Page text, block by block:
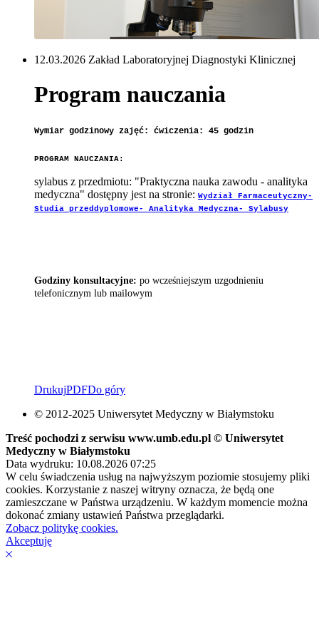
12.03.2026 Zakład Laboratoryjnej Diagnostyki Klinicznej
Program nauczania
Wymiar godzinowy zajęć: ćwiczenia: 45 godzin
PROGRAM NAUCZANIA:
sylabus z przedmiotu: "Praktyczna nauka zawodu - analityka
medyczna" dostępny jest na stronie: Wydział Farmaceutyczny-
Studia przeddyplomowe- Analityka Medyczna- Sylabusy
Godziny konsultacyjne: po wcześniejszym uzgodnieniu
telefonicznym lub mailowym
DrukujPDFDo góry
© 2012-2025 Uniwersytet Medyczny w Białymstoku
Treść pochodzi z serwisu www.umb.edu.pl © Uniwersytet
Medyczny w Białymstoku
Data wydruku: 10.08.2026 07:25
W celu świadczenia usług na najwyższym poziomie stosujemy pliki
cookies. Korzystanie z naszej witryny oznacza, że będą one
zamieszczane w Państwa urządzeniu. W każdym momencie można
dokonać zmiany ustawień Państwa przeglądarki.
Zobacz politykę cookies.
Akceptuję